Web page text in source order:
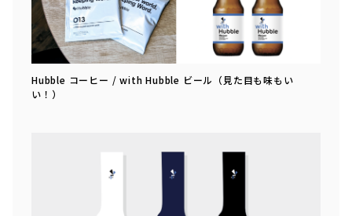
Hubble コーヒー / with Hubble ビール（見た目も味もい
い！）